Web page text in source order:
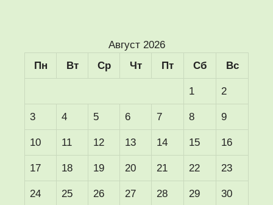
Август 2026
Пн
Вт Ср Чт Пт Сб Вс
1 2
3 4 5 6 7 8 9
10 11 12 13 14 15 16
17 18 19 20 21 22 23
24 25 26 27 28 29 30